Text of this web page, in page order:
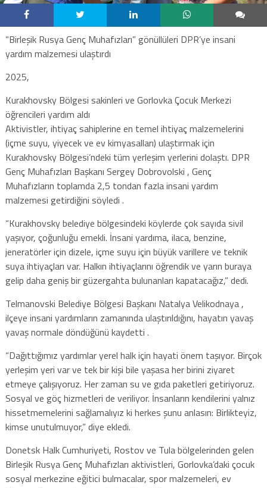
“Birleşik Rusya Genç Muhafızları” gönüllüleri DPR’ye insani
yardım malzemesi ulaştırdı
2025,
Kurakhovsky Bölgesi sakinleri ve Gorlovka Çocuk Merkezi
öğrencileri yardım aldı
Aktivistler, ihtiyaç sahiplerine en temel ihtiyaç malzemelerini
(içme suyu, yiyecek ve ev kimyasalları) ulaştırmak için
Kurakhovsky Bölgesi’ndeki tüm yerleşim yerlerini dolaştı. DPR
Genç Muhafızları Başkanı Sergey Dobrovolski , Genç
Muhafızların toplamda 2,5 tondan fazla insani yardım
malzemesi getirdiğini söyledi .
“Kurakhovsky belediye bölgesindeki köylerde çok sayıda sivil
yaşıyor, çoğunluğu emekli. İnsani yardıma, ilaca, benzine,
jeneratörler için dizele, içme suyu için büyük varillere ve teknik
suya ihtiyaçları var. Halkın ihtiyaçlarını öğrendik ve yarın buraya
gelip daha geniş bir güzergahta bulunanları kapatacağız,” dedi.
Telmanovski Belediye Bölgesi Başkanı Natalya Velikodnaya ,
ilçeye insani yardımların zamanında ulaştırıldığını, hayatın yavaş
yavaş normale döndüğünü kaydetti .
“Dağıttığımız yardımlar yerel halk için hayati önem taşıyor. Birçok
yerleşim yeri var ve tek bir kişi bile yaşasa her birini ziyaret
etmeye çalışıyoruz. Her zaman su ve gıda paketleri getiriyoruz.
Sosyal ve göç hizmetleri de veriliyor. İnsanların kendilerini yalnız
hissetmemelerini sağlamalıyız ki herkes şunu anlasın: Birlikteyiz,
kimse unutulmuyor,” diye ekledi.
Donetsk Halk Cumhuriyeti, Rostov ve Tula bölgelerinden gelen
Birleşik Rusya Genç Muhafızları aktivistleri, Gorlovka’daki çocuk
sosyal merkezine eğitici bulmacalar, spor malzemeleri, ev